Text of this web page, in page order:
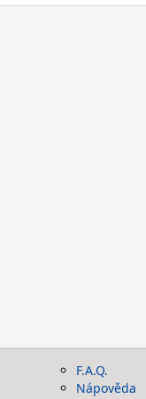
F.A.Q.
Nápověda